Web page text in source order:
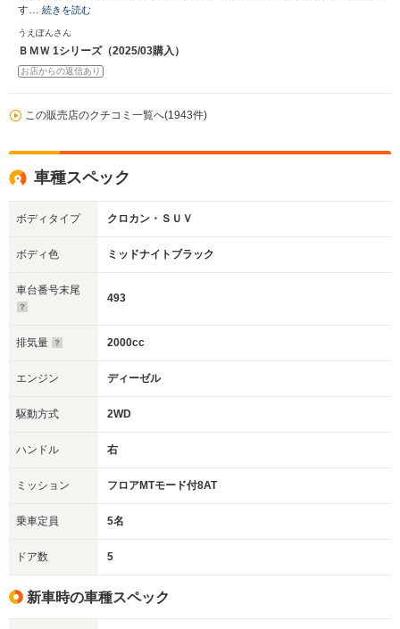
す… 続きを読む
うえぽんさん
ＢＭＷ 1シリーズ（2025/03購入）
お店からの返信あり
この販売店のクチコミ一覧へ(1943件)
車種スペック
ボディタイプ クロカン・ＳＵＶ
ボディ色 ミッドナイトブラック
車台番号末尾
493
排気量 2000cc
エンジン ディーゼル
駆動方式 2WD
ハンドル 右
ミッション フロアMTモード付8AT
乗車定員 5名
ドア数 5
新車時の車種スペック